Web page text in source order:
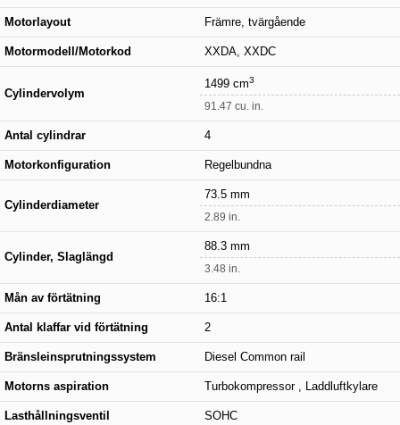
Motorlayout Främre, tvärgående
Motormodell/Motorkod XXDA, XXDC
Cylindervolym
1499 cm3
91.47 cu. in.
Antal cylindrar 4
Motorkonfiguration Regelbundna
Cylinderdiameter
73.5 mm
2.89 in.
Cylinder, Slaglängd
88.3 mm
3.48 in.
Mån av förtätning 16:1
Antal klaffar vid förtätning 2
Bränsleinsprutningssystem Diesel Common rail
Motorns aspiration Turbokompressor , Laddluftkylare
Lasthållningsventil SOHC